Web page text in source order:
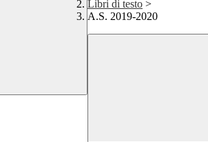
Libri di testo >
A.S. 2019-2020